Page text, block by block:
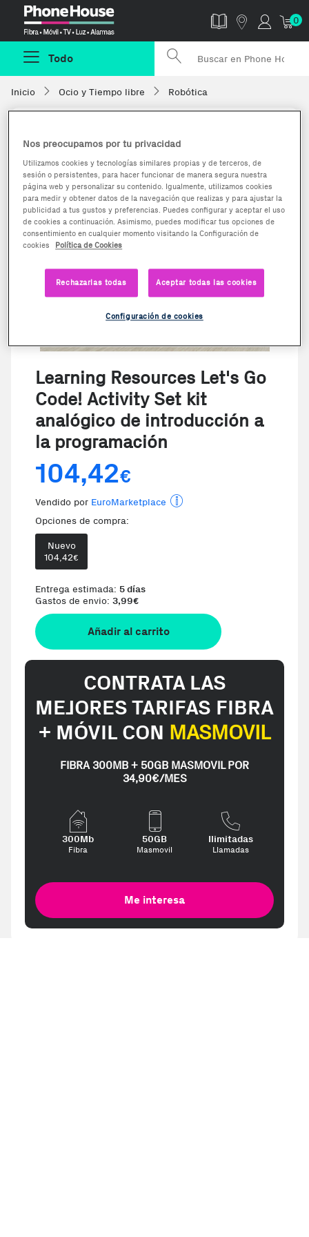
0
Todo
Inicio Ocio y Tiempo libre Robótica
Learning Resources Let's Go
Code! Activity Set kit
analógico de introducción a
la programación
104,42€
Vendido por EuroMarketplace
Opciones de compra:
Nuevo
104,42€
Entrega estimada: 5 días
Gastos de envio: 3,99€
Añadir al carrito
CONTRATA LAS
MEJORES TARIFAS FIBRA
+ MÓVIL CON MASMOVIL
FIBRA 300MB + 50GB MASMOVIL POR
34,90€/MES
300Mb
Fibra
50GB
Masmovil
Ilimitadas
Llamadas
Me interesa
Nos preocupamos por tu privacidad
Utilizamos cookies y tecnologías similares propias y de terceros, de
sesión o persistentes, para hacer funcionar de manera segura nuestra
página web y personalizar su contenido. Igualmente, utilizamos cookies
para medir y obtener datos de la navegación que realizas y para ajustar la
publicidad a tus gustos y preferencias. Puedes configurar y aceptar el uso
de cookies a continuación. Asimismo, puedes modificar tus opciones de
consentimiento en cualquier momento visitando la Configuración de
cookies
Política de Cookies
Rechazarlas todas Aceptar todas las cookies
Configuración de cookies